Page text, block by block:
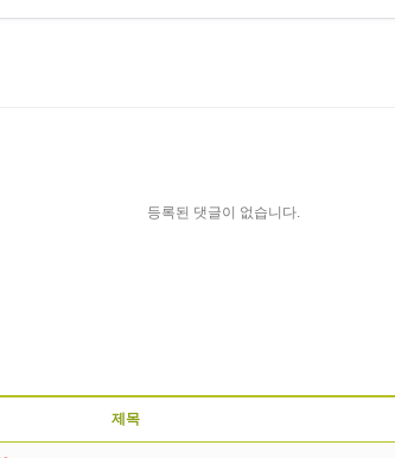
등록된 댓글이 없습니다.
제목